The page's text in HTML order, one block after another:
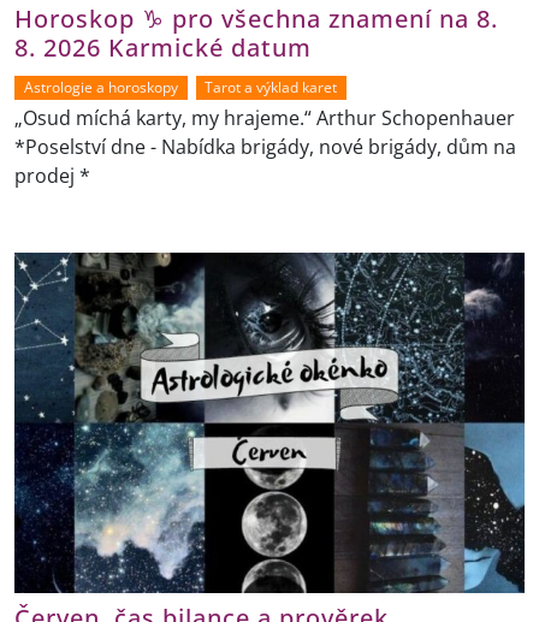
Horoskop ♑ pro všechna znamení na 8.
8. 2026 Karmické datum
Astrologie a horoskopy Tarot a výklad karet
„Osud míchá karty, my hrajeme.“ Arthur Schopenhauer
*Poselství dne - Nabídka brigády, nové brigády, dům na
prodej *